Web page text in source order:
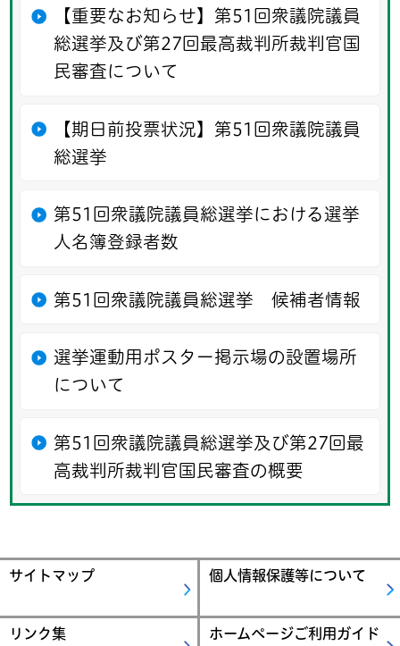
【重要なお知らせ】第51回衆議院議員
総選挙及び第27回最高裁判所裁判官国
民審査について
【期日前投票状況】第51回衆議院議員
総選挙
第51回衆議院議員総選挙における選挙
人名簿登録者数
第51回衆議院議員総選挙 候補者情報
選挙運動用ポスター掲示場の設置場所
について
第51回衆議院議員総選挙及び第27回最
高裁判所裁判官国民審査の概要
サイトマップ 個人情報保護等について
リンク集 ホームページご利用ガイド